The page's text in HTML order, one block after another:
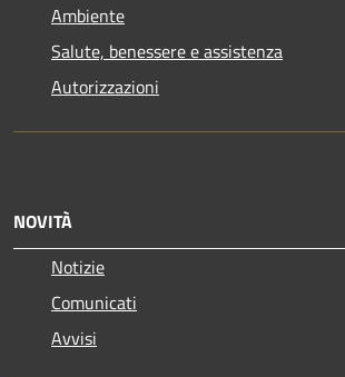
Ambiente
Salute, benessere e assistenza
Autorizzazioni
NOVITÀ
Notizie
Comunicati
Avvisi